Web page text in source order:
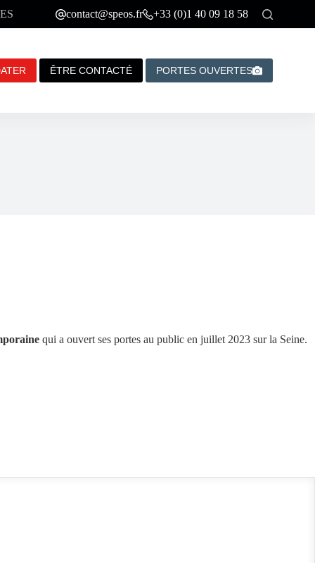
ES contact@speos.fr +33 (0)1 40 09 18 58
ÊTRE CONTACTÉ PORTES OUVERTES
qui a ouvert ses portes au public en juillet 2023 sur la Seine.